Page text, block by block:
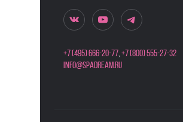
+7 (495) 666-20-77,+7 (800) 555-27-32
info@spadream.ru